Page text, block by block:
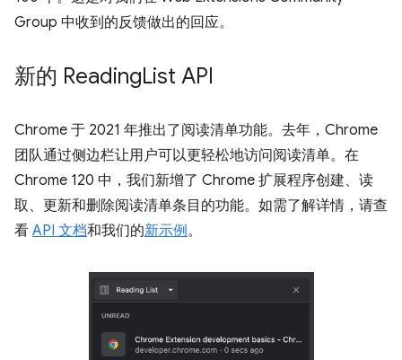
Group 中收到的反馈做出的回应。
新的 ReadingList API
Chrome 于 2021 年推出了阅读清单功能。去年，Chrome
团队通过侧边栏让用户可以更轻松地访问阅读清单。在
Chrome 120 中，我们新增了 Chrome 扩展程序创建、读
取、更新和删除阅读清单条目的功能。如需了解详情，请查
看 API 文档和我们的新示例。